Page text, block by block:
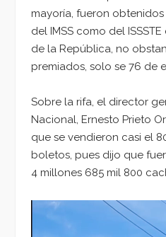
mayoría, fueron
del IMSS como del
de la República, no
premiados, solo se 76 de
Sobre la rifa, el director
Nacional, Ernesto Prieto
que se vendieron casi el
boletos, pues dijo que
4 millones 685 mil 800
Reproductor